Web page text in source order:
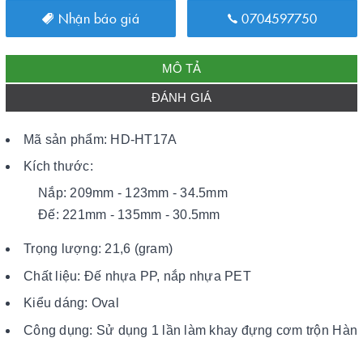
Nhận báo giá 0704597750
MÔ TẢ
ĐÁNH GIÁ
Mã sản phẩm: HD-HT17A
Kích thước:
Nắp: 209mm - 123mm - 34.5mm
Đế: 221mm - 135mm - 30.5mm
Trọng lượng: 21,6 (gram)
Chất liệu: Đế nhựa PP, nắp nhựa PET
Kiểu dáng: Oval
Công dụng: Sử dụng 1 lần làm khay đựng cơm trộn Hàn